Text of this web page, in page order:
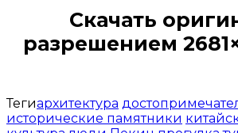
Скачать
разрешением
Тегиархитектура
исторические памятники